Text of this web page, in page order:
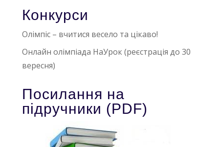
Конкурси
Олімпіс – вчитися весело та цікаво!
Онлайн олімпіада НаУрок (реєстрація до 30
вересня)
Посилання на
підручники (PDF)